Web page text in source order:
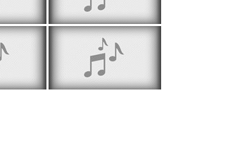
Jūrnieku dziesma